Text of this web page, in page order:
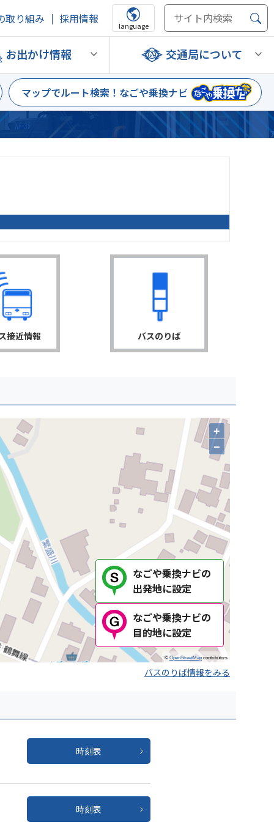
取り組み 採用情報
language
お出かけ情報 交通局について
マップでルート検索！ なごや乗換ナビ
接近情報 バスのりば
+
−
© OpenStreetMapcontributors
なごや乗換ナビの
出発地に設定
なごや乗換ナビの
目的地に設定
バスのりば情報をみる
時刻表
時刻表